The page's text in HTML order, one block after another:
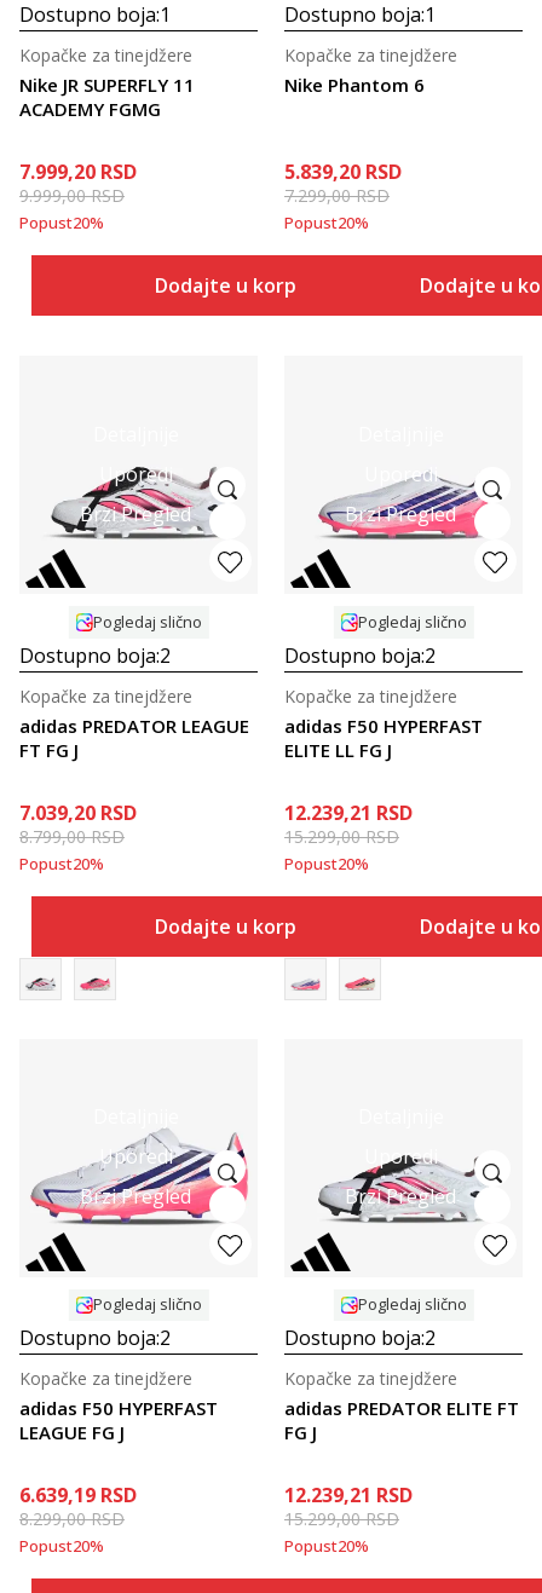
Dostupno boja:1
Nike JR SUPERFLY 11
ACADEMY FGMG
Kopačke za tinejdžere
7.999,20 RSD
9.999,00RSD
Popust20%
Dodajte u korpu
Dostupno boja:1
Nike Phantom 6
Kopačke za tinejdžere
5.839,20 RSD
7.299,00RSD
Popust20%
Dodajte u
Uporedi
Brzi Pregled
Pogledaj slično
Dostupno boja:2
adidas PREDATOR LEAGUE
FT FG J
Kopačke za tinejdžere
7.039,20 RSD
8.799,00RSD
Popust20%
Dodajte u korpu
Uporedi
Brzi Pregled
Pogledaj slično
Dostupno boja:2
adidas F50 HYPERFAST
ELITE LL FG J
Kopačke za tinejdžere
12.239,21 RSD
15.299,00RSD
Popust20%
Dodajte u
Uporedi
Brzi Pregled
Pogledaj slično
Dostupno boja:2
adidas F50 HYPERFAST
LEAGUE FG J
Kopačke za tinejdžere
6.639,19 RSD
8.299,00RSD
Popust20%
Uporedi
Brzi Pregled
Pogledaj slično
Dostupno boja:2
adidas PREDATOR ELITE FT
FG J
Kopačke za tinejdžere
12.239,21 RSD
15.299,00RSD
Popust20%